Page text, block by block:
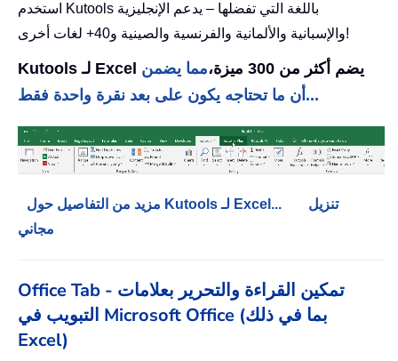
استخدم Kutools باللغة التي تفضلها – يدعم الإنجليزية
والإسبانية والألمانية والفرنسية والصينية و40+ لغات أخرى!
Kutools لـ Excel يضم أكثر من 300 ميزة،
مما يضمن
أن ما تحتاجه يكون على بعد نقرة واحدة فقط...
مزيد من التفاصيل حول Kutools لـ Excel...
تنزيل
مجاني
Office Tab - تمكين القراءة والتحرير بعلامات
التبويب في Microsoft Office (بما في ذلك
Excel)